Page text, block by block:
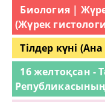
Биология |
(Жүрек
Тілдер күні (Ана
16 желтоқсан -
Републикасының